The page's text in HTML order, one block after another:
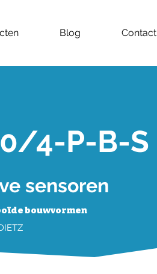
Blog Contact
sensoren
bouwvormen
4-P-B-S